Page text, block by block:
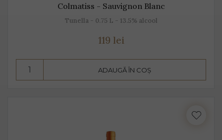
Colmatiss - Sauvignon Blanc
Tunella - 0.75 L - 13.5% alcool
119 lei
ADAUGĂ ÎN COȘ